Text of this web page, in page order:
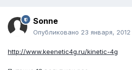
Sonne
Опубликовано 23 января, 2012
http://www.keenetic4g.ru/kinetic-4g